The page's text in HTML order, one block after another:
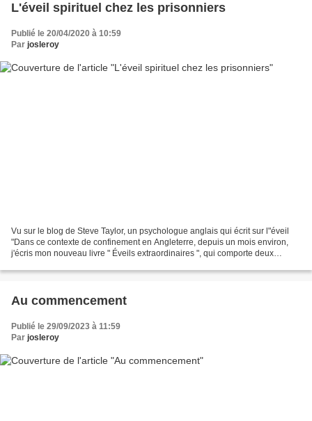
L'éveil spirituel chez les prisonniers
Publié le 20/04/2020 à 10:59
Par josleroy
Vu sur le blog de Steve Taylor, un psychologue anglais qui écrit sur l"éveil
"Dans ce contexte de confinement en Angleterre, depuis un mois environ,
j'écris mon nouveau livre " Éveils extraordinaires ", qui comporte deux
Au commencement
Publié le 29/09/2023 à 11:59
Par josleroy